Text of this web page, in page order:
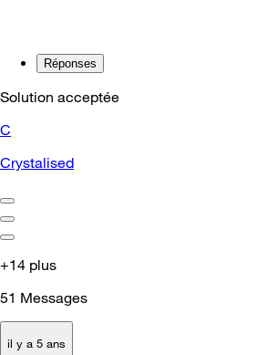
Réponses
Solution acceptée
C
Crystalised
+14 plus
51 Messages
il y a 5 ans